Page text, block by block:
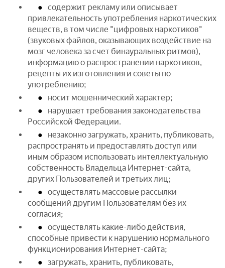
содержит рекламу или описывает
привлекательность употребления наркотических
веществ, в том числе "цифровых наркотиков"
(звуковых файлов, оказывающих воздействие на
мозг человека за счет бинауральных ритмов),
информацию о распространении наркотиков,
рецепты их изготовления и советы по
употреблению;
носит мошеннический характер;
нарушает требования законодательства
Российской Федерации.
незаконно загружать, хранить, публиковать,
распространять и предоставлять доступ или
иным образом использовать интеллектуальную
собственность Владельца Интернет-сайта,
других Пользователей и третьих лиц;
осуществлять массовые рассылки
сообщений другим Пользователям без их
согласия;
осуществлять какие-либо действия,
способные привести к нарушению нормального
функционирования Интернет-сайта;
загружать, хранить, публиковать,